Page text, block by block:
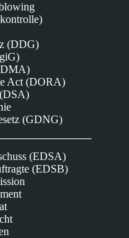
(DDG)
Act (DORA)
(GDNG)
(EDSA)
(EDSB)